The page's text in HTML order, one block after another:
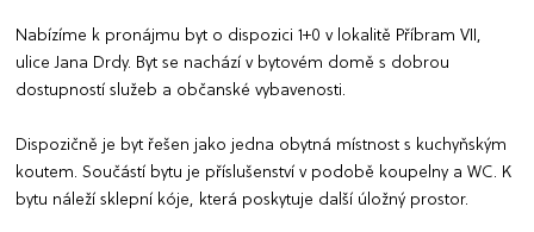
Nabízíme k pronájmu byt o dispozici 1+0 v lokalitě Příbram VII,
ulice Jana Drdy. Byt se nachází v bytovém domě s dobrou
dostupností služeb a občanské vybavenosti.
Dispozičně je byt řešen jako jedna obytná místnost s kuchyňským
koutem. Součástí bytu je příslušenství v podobě koupelny a WC. K
bytu náleží sklepní kóje, která poskytuje další úložný prostor.